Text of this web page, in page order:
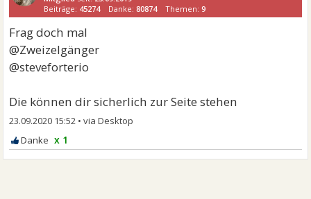
Beiträge: 45274 Danke:80874 Themen:9
Frag doch mal
@Zweizelgänger
@steveforterio
Die können dir sicherlich zur Seite stehen
23.09.2020 15:52 •
x 1